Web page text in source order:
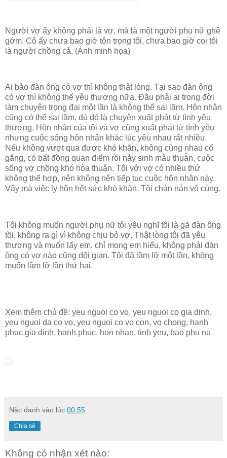
Người vợ ấy không phải là vợ, mà là một người phụ nữ ghê
gớm. Cô ấy chưa bao giờ tôn trọng tôi, chưa bao giờ coi tôi
là người chồng cả. (Ảnh minh họa)
Ai bảo đàn ông có vợ thì không thật lòng. Tại sao đàn ông
có vợ thì không thể yêu thương nữa. Đâu phải ai trong đời
làm chuyện trọng đại một lần là không thể sai lầm. Hôn nhân
cũng có thể sai lầm, dù đó là chuyện xuất phát từ tình yêu
thương. Hôn nhân của tôi và vợ cũng xuất phát từ tình yêu
nhưng cuộc sống hôn nhân khác lúc yêu nhau rất nhiều.
Nếu không vượt qua được khó khăn, không cùng nhau cố
gắng, có bất đồng quan điểm rồi nảy sinh mâu thuẫn, cuộc
sống vợ chồng khó hòa thuận. Tôi với vợ có nhiều thứ
không thể hợp, nên không nên tiếp tục cuộc hôn nhân này.
Vậy mà việc ly hôn hết sức khó khăn. Tôi chán nản vô cùng.
Tôi không muốn người phụ nữ tôi yêu nghĩ tôi là gã đàn ông
tồi, không ra gì vì không chịu bỏ vợ. Thật lòng tôi đã yêu
thương và muốn lấy em, chỉ mong em hiểu, không phải đàn
ông có vợ nào cũng dối gian. Tôi đã lầm lỡ một lần, không
muốn lầm lỡ lần thứ hai.
Xem thêm chủ đề: yeu nguoi co vo, yeu nguoi co gia dinh,
yeu nguoi da co vo, yeu nguoi co vo con, vo chong, hanh
phuc gia dinh, hanh phuc, hon nhan, tinh yeu, bao phu nu
Nặc danh vào lúc 00:55
Chia sẻ
Không có nhận xét nào: